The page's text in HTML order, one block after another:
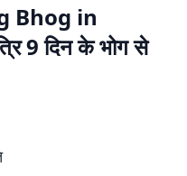
Bhog in
9 दिन के भोग से